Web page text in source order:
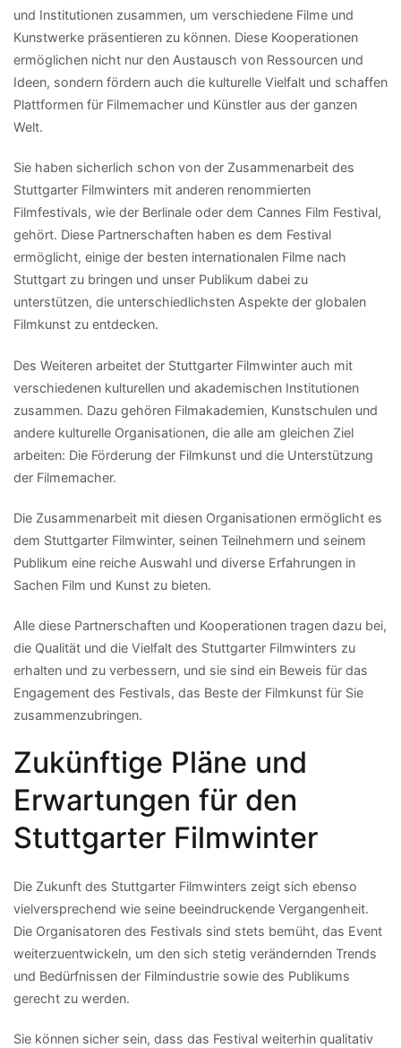
und Institutionen zusammen, um verschiedene Filme und
Kunstwerke präsentieren zu können. Diese Kooperationen
ermöglichen nicht nur den Austausch von Ressourcen und
Ideen, sondern fördern auch die kulturelle Vielfalt und schaffen
Plattformen für Filmemacher und Künstler aus der ganzen
Welt.
Sie haben sicherlich schon von der Zusammenarbeit des
Stuttgarter Filmwinters mit anderen renommierten
Filmfestivals, wie der Berlinale oder dem Cannes Film Festival,
gehört. Diese Partnerschaften haben es dem Festival
ermöglicht, einige der besten internationalen Filme nach
Stuttgart zu bringen und unser Publikum dabei zu
unterstützen, die unterschiedlichsten Aspekte der globalen
Filmkunst zu entdecken.
Des Weiteren arbeitet der Stuttgarter Filmwinter auch mit
verschiedenen kulturellen und akademischen Institutionen
zusammen. Dazu gehören Filmakademien, Kunstschulen und
andere kulturelle Organisationen, die alle am gleichen Ziel
arbeiten: Die Förderung der Filmkunst und die Unterstützung
der Filmemacher.
Die Zusammenarbeit mit diesen Organisationen ermöglicht es
dem Stuttgarter Filmwinter, seinen Teilnehmern und seinem
Publikum eine reiche Auswahl und diverse Erfahrungen in
Sachen Film und Kunst zu bieten.
Alle diese Partnerschaften und Kooperationen tragen dazu bei,
die Qualität und die Vielfalt des Stuttgarter Filmwinters zu
erhalten und zu verbessern, und sie sind ein Beweis für das
Engagement des Festivals, das Beste der Filmkunst für Sie
zusammenzubringen.
Zukünftige Pläne und
Erwartungen für den
Stuttgarter Filmwinter
Die Zukunft des Stuttgarter Filmwinters zeigt sich ebenso
vielversprechend wie seine beeindruckende Vergangenheit.
Die Organisatoren des Festivals sind stets bemüht, das Event
weiterzuentwickeln, um den sich stetig verändernden Trends
und Bedürfnissen der Filmindustrie sowie des Publikums
gerecht zu werden.
Sie können sicher sein, dass das Festival weiterhin qualitativ